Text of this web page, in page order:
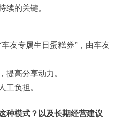
续的关键。
友专属生日蛋糕券”，由车友
提高分享动力。
工负担。
种模式？以及长期经营建议